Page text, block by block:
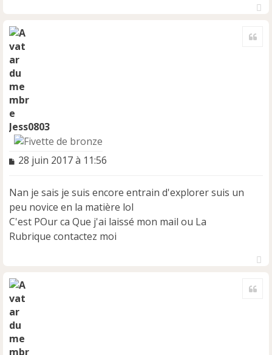
Jess0803
M
s
a
g
e
n
l
u
28 juin 2017 à 11:56
Nan je sais je suis encore entrain d'explorer suis un
peu novice en la matière lol
C'est POur ca Que j'ai laissé mon mail ou La
Rubrique contactez moi